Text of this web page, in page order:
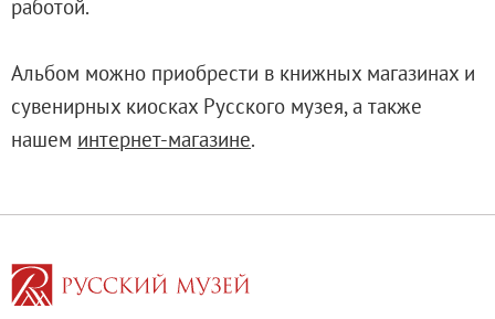
Лекции и абонементы
Лекторий
Лекции
Для СМИ
работой.
Альбом можно приобрести в книжных магазинах и
сувенирных киосках Русского музея, а также
нашем интернет-магазине.